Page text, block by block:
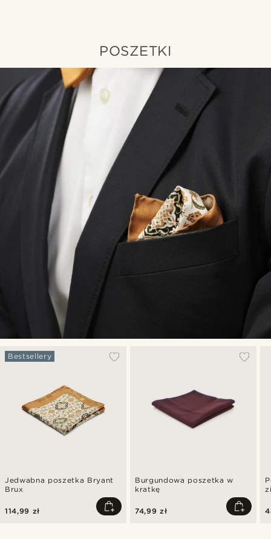
POSZETKI
Jedwabna poszetka Bryant
Brux
Bestsellery
114,99 zł
Burgundowa poszetka w
kratkę
74,99 zł